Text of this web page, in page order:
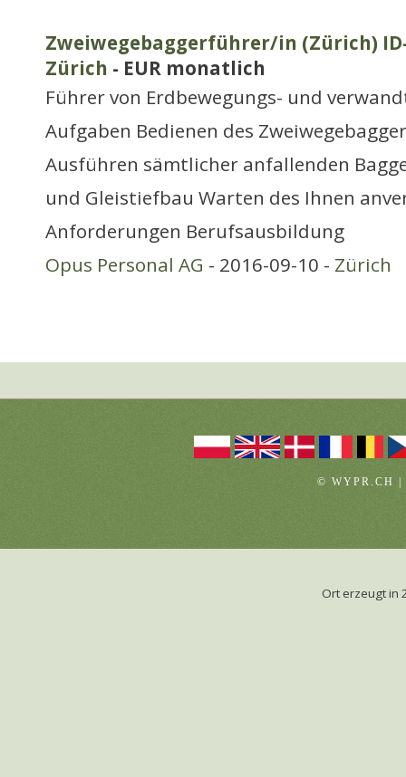
Zweiwegebaggerführer/in (Zürich)
Zürich - EUR monatlich
Führer von Erdbewegungs- und
Aufgaben Bedienen des
Ausführen sämtlicher anfallenden
und Gleistiefbau Warten des Ihnen
Anforderungen Berufsausbildung
Opus Personal AG - 2016-09-10 - Zürich
© WYPR.CH
Ort erzeugt in